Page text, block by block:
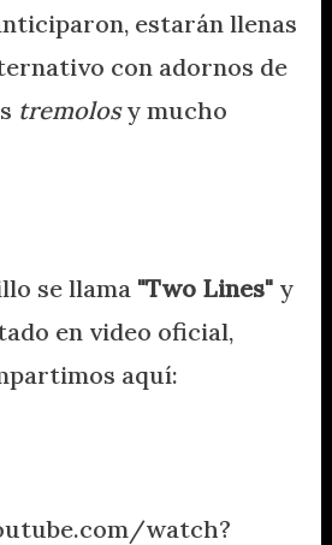
estarán llenas
con adornos de
tremolosy mucho
se llama "Two Lines"y
en video oficial,
aquí:
watch?